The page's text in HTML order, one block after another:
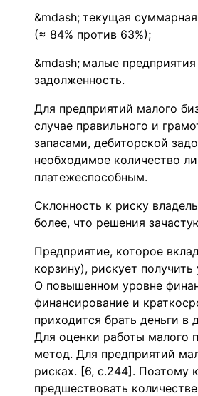
текущая
(≈ 84% против 63%);
малые
задолженность.
Для предприятий малого
случае правильного и
запасами, дебиторской
необходимое количество
платежеспособным.
Склонность к риску
более, что решения
Предприятие, которое
корзину), рискует
О повышенном уровне
финансирование и
приходится брать деньги в
Для оценки работы малого
метод. Для предприятий
рисках. [6, с.244]. Поэтому
предшествовать